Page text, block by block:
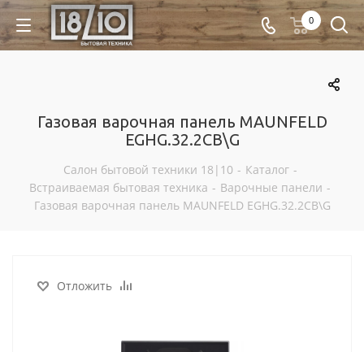
0
Газовая варочная панель MAUNFELD
EGHG.32.2CB\G
Салон бытовой техники 18|10 - Каталог -
Встраиваемая бытовая техника - Варочные панели -
Газовая варочная панель MAUNFELD EGHG.32.2CB\G
Отложить